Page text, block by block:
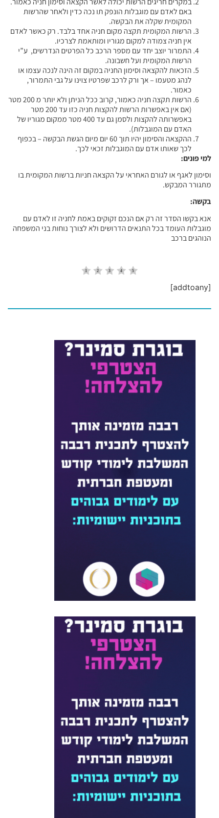
באם לאדם עם מוגבלות הונפק תו נכה כדין ולאחר שהרשות
המקומית שקלה את הבקשה.
הרשות המקומית תקצה מקום חניה אחד בלבד. רק כאשר לאדם
אין חניה צמודה למקום מגוריו ומותאמת לצרכיו.
התמרור יוצב יחד עם מספר הרכב כל הפרטים הנדרשים, ע”י
הרשות המקומית ועל חשבונה.
הזכאות להקצאה וסימון החניה במקום זה הינה לנכה עצמו או
לנהג מטעמו – אך ורק לרכב שפרטיו צוינו על גבי התמרור,
כאמור.
הרשות תקצה חניה כאמור, קרוב ככל הניתן ולא יותר מ 200 מטר
(אם אין באפשרות הרשות להקצות חניה כזו עד 200 מטר
באפשרותה להקצות ולסמן גם עד 400 מטר ממקום מגוריו של
האדם עם המוגבלות).
ההקצאה והסימון יהיו תוך 60 יום מיום הגשת הבקשה – בכפוף
לכך שאותו אדם עם המוגבלות זכאי לכך.
למי פונים:
וסימון לאגף או לגורם האחראי על הקצאה חניות ברשות המקומית בו
מתגורר המבקש.
בקשה:
אנא בקשו הסדר זה רק אם הנכם זקוקים באמת לחניה זו לאדם עם
מוגבלות העומד בכל התנאים הדרושים ולא לצורך נוחות בני המשפחה
הנוהגים ברכב
[addtoany]